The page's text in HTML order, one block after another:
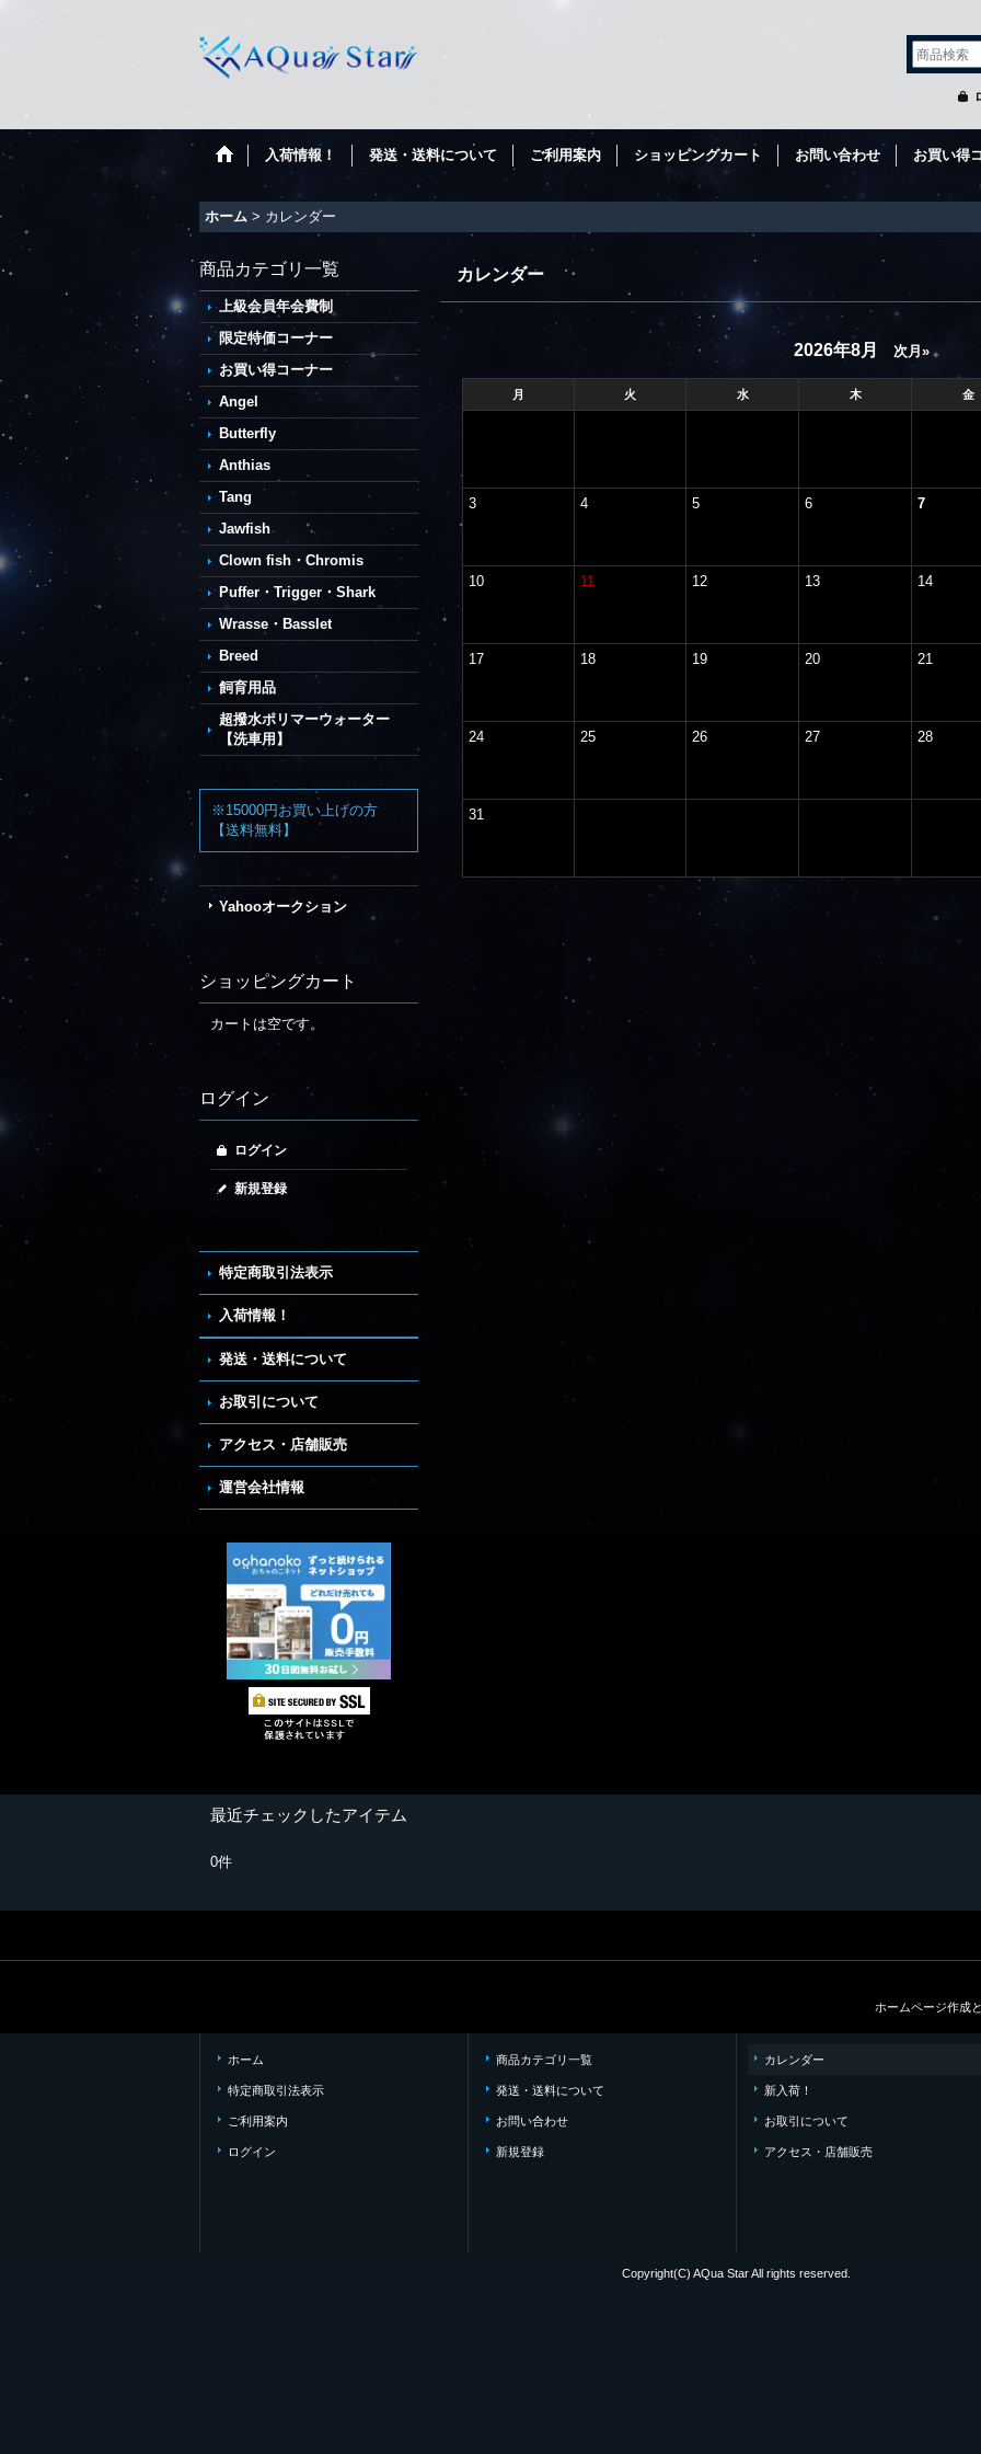
入荷情報！ 発送・送料について ご利用案内 ショッピングカート お問い合わせ お買い得
ホーム > カレンダー
商品カテゴリ一覧
上級会員年会費制
限定特価コーナー
お買い得コーナー
Angel
Butterfly
Anthias
Tang
Jawfish
Clown fish・Chromis
Puffer・Trigger・Shark
Wrasse・Basslet
Breed
飼育用品
超撥水ポリマーウォーター
【洗車用】
※15000円お買い上げの方
【送料無料】
Yahooオークション
ショッピングカート
カートは空です。
ログイン
ログイン
新規登録
特定商取引法表示
入荷情報！
発送・送料について
お取引について
アクセス・店舗販売
運営会社情報
カレンダー
2026年8月 次月»
月 火 水 木 金
3 4 5 6 7
10 11 12 13 14
17 18 19 20 21
24 25 26 27 28
31
最近チェックしたアイテム
0件
ホームページ作成
ホーム
特定商取引法表示
ご利用案内
ログイン
商品カテゴリ一覧
発送・送料について
お問い合わせ
新規登録
カレンダー
新入荷！
お取引について
アクセス・店舗販売
Copyright(C) AQua Star All rights reserved.